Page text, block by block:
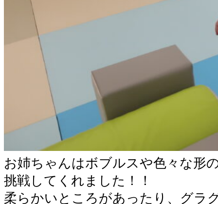
お姉ちゃんはボブルスや色々な形
挑戦してくれました！！
柔らかいところがあったり、グラ